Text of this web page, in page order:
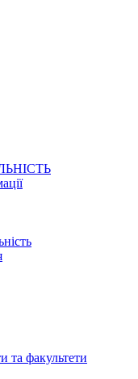
та факультети